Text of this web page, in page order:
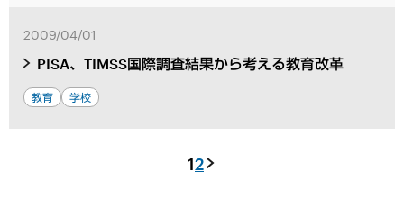
2009/04/01
PISA、TIMSS国際調査結果から考える教育改革
教育 学校
12